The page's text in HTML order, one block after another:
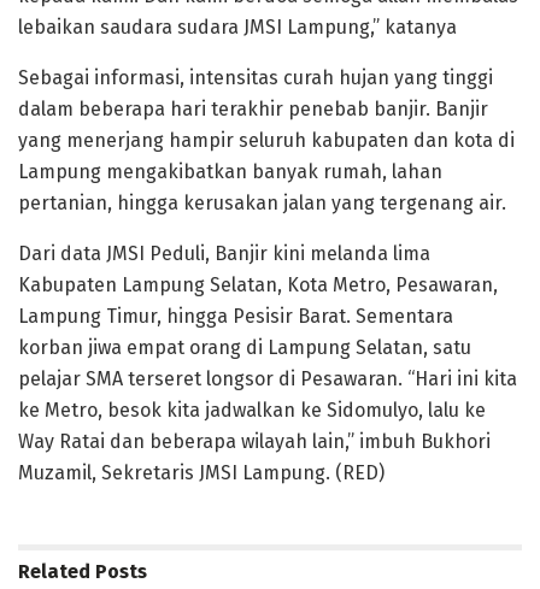
lebaikan saudara sudara JMSI Lampung,” katanya
Sebagai informasi, intensitas curah hujan yang tinggi
dalam beberapa hari terakhir penebab banjir. Banjir
yang menerjang hampir seluruh kabupaten dan kota di
Lampung mengakibatkan banyak rumah, lahan
pertanian, hingga kerusakan jalan yang tergenang air.
Dari data JMSI Peduli, Banjir kini melanda lima
Kabupaten Lampung Selatan, Kota Metro, Pesawaran,
Lampung Timur, hingga Pesisir Barat. Sementara
korban jiwa empat orang di Lampung Selatan, satu
pelajar SMA terseret longsor di Pesawaran. “Hari ini kita
ke Metro, besok kita jadwalkan ke Sidomulyo, lalu ke
Way Ratai dan beberapa wilayah lain,” imbuh Bukhori
Muzamil, Sekretaris JMSI Lampung. (RED)
Related Posts